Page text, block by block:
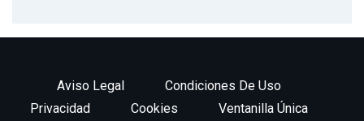
Aviso Legal
Condiciones De Uso
Privacidad
Cookies
Ventanilla Única